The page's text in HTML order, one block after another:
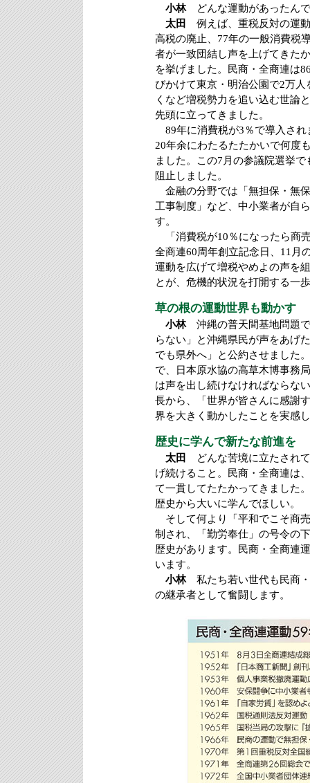
小林どんな運動があったん
太田
例えば、重税反対の運
高税の廃止、77年の一般消費税
者が一致団結し声を上げてきた
を挙げました。民商・全商連は
びかけて東京・明治公園で2万人
くなど増税勢力を追い込む世論
先頭に立ってきました。
89年に消費税が3％で導入され
20年余にわたるたたかいで何度
ました。この7月の参議院選挙
阻止しました。
金融の分野では「無担保・無
工事制度」など、中小業者が自
す。
「消費税が10％になったら商
全商連60周年創立記念日、11月
運動を広げて増税やめよの声を
とが、危機的状況を打開する一
草の根の運動世界も動かす
小林沖縄の普天間基地問題で
らない」と沖縄県民が声をあげ
でも県外へ」と公約させました
で、日本原水協の高草木博事務
は声を出し続けなければならな
長から、「世界が皆さんに感謝
界を大きく動かしたことを実感
歴史に学んで新たな前進を
太田
どんな苦境に立たされ
げ続けること。民商・全商連は
て一貫してたたかってきました
歴史から大いに学んでほしい。
そして何より「平和でこそ商
制され、「勤労奉仕」の号令の
歴史があります。民商・全商連
います。
小林私たち若い世代も民商・
の継承者として奮闘します。